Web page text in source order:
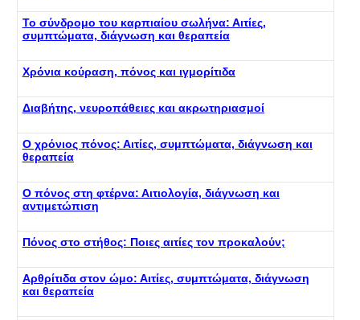
Το σύνδρομο του καρπιαίου σωλήνα: Αιτίες,
συμπτώματα, διάγνωση και θεραπεία
Χρόνια κούραση, πόνος και ιγμορίτιδα
Διαβήτης, νευροπάθειες και ακρωτηριασμοί
Ο χρόνιος πόνος: Αιτίες, συμπτώματα, διάγνωση και
θεραπεία
Ο πόνος στη φτέρνα: Αιτιολογία, διάγνωση και
αντιμετώπιση
Πόνος στο στήθος: Ποιες αιτίες τον προκαλούν;
Αρθρίτιδα στον ώμο: Αιτίες, συμπτώματα, διάγνωση
και θεραπεία